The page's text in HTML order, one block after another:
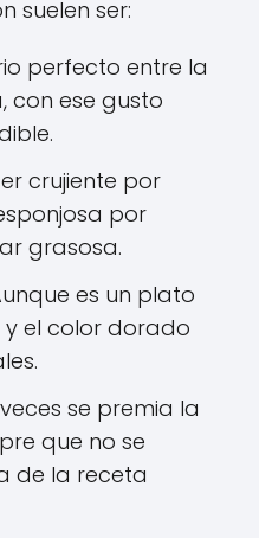
suelen ser:
perfecto entre la
con ese gusto
crujiente por
por
grasosa.
es un plato
el color dorado
se premia la
que no se
de la receta